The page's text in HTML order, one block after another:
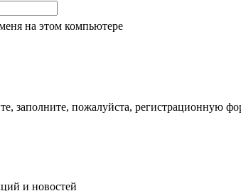
на этом компьютере
заполните, пожалуйста, регистрационную
и новостей